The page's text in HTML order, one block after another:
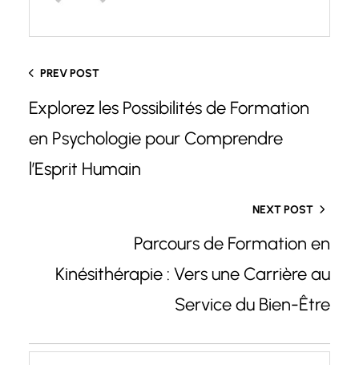
PREV POST
Explorez les Possibilités de Formation
en Psychologie pour Comprendre
l’Esprit Humain
NEXT POST
Parcours de Formation en
Kinésithérapie : Vers une Carrière au
Service du Bien-Être